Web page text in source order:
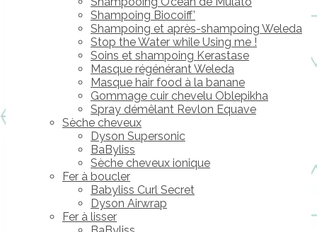
Shampoing Biocoiff’
Shampoing et après-shampoing Weleda
Stop the Water while Using me !
Soins et shampoing Kerastase
Masque régénérant Weleda
Masque hair food à la banane
Gommage cuir chevelu Oblepikha
Spray démêlant Revlon Equave
Sèche cheveux
Dyson Supersonic
BaByliss
Sèche cheveux ionique
Fer à boucler
Babyliss Curl Secret
Dyson Airwrap
Fer à lisser